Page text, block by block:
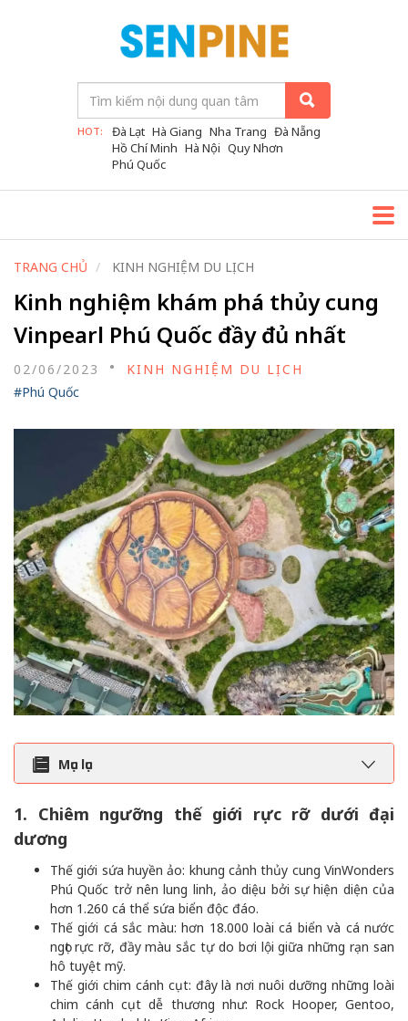
HOT: Đà Lạt Hà Giang Nha Trang Đà Nẵng
Hồ Chí Minh Hà Nội Quy Nhơn
Phú Quốc
TRANG CHỦ KINH NGHIỆM DU LỊCH
Kinh nghiệm khám phá thủy cung
Vinpearl Phú Quốc đầy đủ nhất
02/06/2023
KINH NGHIỆM DU LỊCH
#Phú Quốc
Mục lục
1. Chiêm ngưỡng thế giới rực rỡ dưới đại
dương
Thế giới sứa huyền ảo: khung cảnh thủy cung VinWonders
Phú Quốc trở nên lung linh, ảo diệu bởi sự hiện diện của
hơn 1.260 cá thể sứa biển độc đáo.
Thế giới cá sắc màu: hơn 18.000 loài cá biển và cá nước
ngọt rực rỡ, đầy màu sắc tự do bơi lội giữa những rạn san
hô tuyệt mỹ.
Thế giới chim cánh cụt: đây là nơi nuôi dưỡng những loài
chim cánh cụt dễ thương như: Rock Hooper, Gentoo,